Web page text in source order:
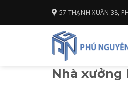
57 THẠNH XUÂN 38,
Nhà xưởng